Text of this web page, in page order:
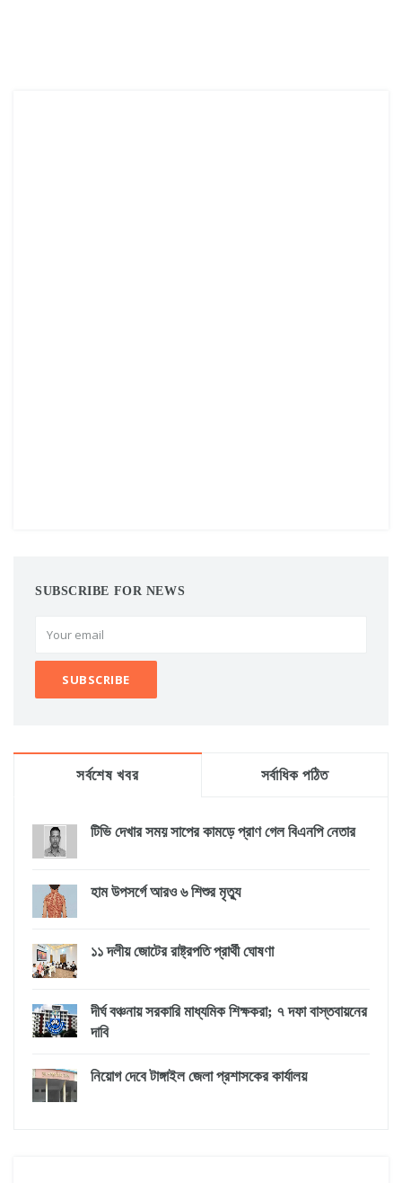
SUBSCRIBE FOR NEWS
সর্বশেষ খবর সর্বাধিক পঠিত
টিভি দেখার সময় সাপের কামড়ে প্রাণ গেল বিএনপি নেতার
হাম উপসর্গে আরও ৬ শিশুর মৃত্যু
১১ দলীয় জোটের রাষ্ট্রপতি প্রার্থী ঘোষণা
দীর্ঘ বঞ্চনায় সরকারি মাধ্যমিক শিক্ষকরা; ৭ দফা বাস্তবায়নের
দাবি
নিয়োগ দেবে টাঙ্গাইল জেলা প্রশাসকের কার্যালয়